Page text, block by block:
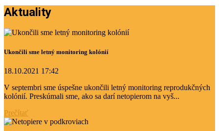
Aktuality
Ukončili sme letný monitoring kolónií
18.10.2021 17:42
V septembri sme úspešne ukončili letný monitoring reprodukčných
kolónií. Preskúmali sme, ako sa darí netopierom na vyš...
Prečítať